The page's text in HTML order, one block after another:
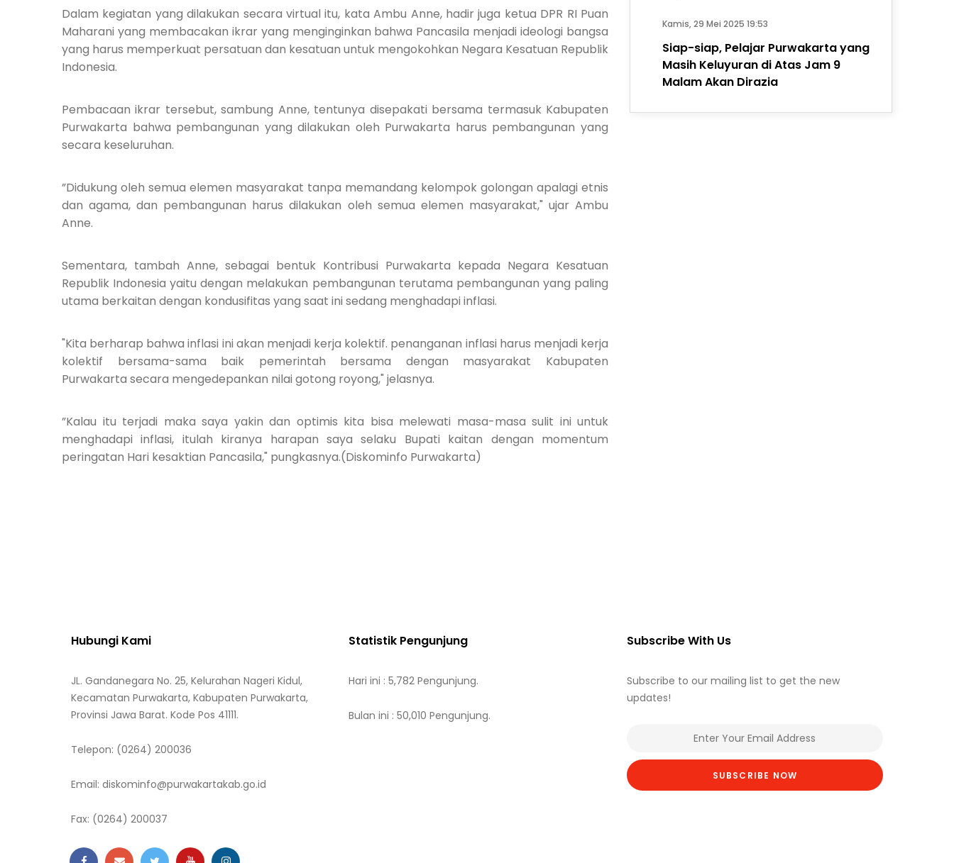
Dalam kegiatan yang dilakukan secara virtual itu, kata Ambu Anne, hadir juga ketua DPR RI Puan
Maharani yang membacakan ikrar yang menginginkan bahwa Pancasila menjadi ideologi bangsa
yang harus memperkuat persatuan dan kesatuan untuk mengokohkan Negara Kesatuan Republik
Indonesia.
Pembacaan ikrar tersebut, sambung Anne, tentunya disepakati bersama termasuk Kabupaten
Purwakarta bahwa pembangunan yang dilakukan oleh Purwakarta harus pembangunan yang
secara keseluruhan.
”Didukung oleh semua elemen masyarakat tanpa memandang kelompok golongan apalagi etnis
dan agama, dan pembangunan harus dilakukan oleh semua elemen masyarakat," ujar Ambu
Anne.
Sementara, tambah Anne, sebagai bentuk Kontribusi Purwakarta kepada Negara Kesatuan
Republik Indonesia yaitu dengan melakukan pembangunan terutama pembangunan yang paling
utama berkaitan dengan kondusifitas yang saat ini sedang menghadapi inflasi.
"Kita berharap bahwa inflasi ini akan menjadi kerja kolektif. penanganan inflasi harus menjadi kerja
kolektif bersama-sama baik pemerintah bersama dengan masyarakat Kabupaten
Purwakarta secara mengedepankan nilai gotong royong," jelasnya.
”Kalau itu terjadi maka saya yakin dan optimis kita bisa melewati masa-masa sulit ini untuk
menghadapi inflasi, itulah kiranya harapan saya selaku Bupati kaitan dengan momentum
peringatan Hari kesaktian Pancasila," pungkasnya.(Diskominfo Purwakarta)
Kamis, 29 Mei 2025 19:53
Siap-siap, Pelajar Purwakarta yang
Masih Keluyuran di Atas Jam 9
Malam Akan Dirazia
Hubungi Kami
JL. Gandanegara No. 25, Kelurahan Nageri Kidul,
Kecamatan Purwakarta, Kabupaten Purwakarta,
Provinsi Jawa Barat. Kode Pos 41111.
Telepon: (0264) 200036
Email: diskominfo@purwakartakab.go.id
Fax: (0264) 200037
Statistik Pengunjung
Hari ini : 5,782 Pengunjung.
Bulan ini : 50,010 Pengunjung.
Subscribe With Us
Subscribe to our mailing list to get the new
updates!
SUBSCRIBE NOW